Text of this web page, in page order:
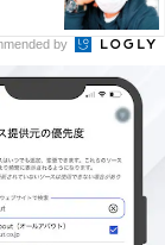
のようなコメ
だなと思いま
て美人とにか
by